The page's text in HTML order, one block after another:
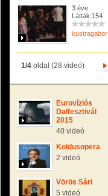
3 éve
Látták:154
kustragabor
1/4oldal (28 videó)
Eurovíziós
Dalfesztivál
2015
40 videó
Koldusopera
2 videó
Vörös Sári
5 videó